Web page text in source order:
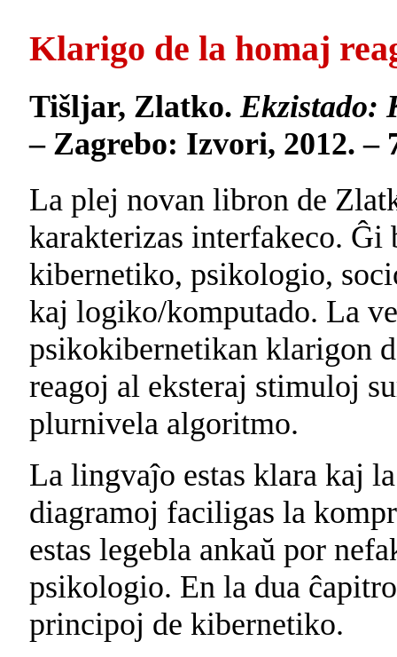
Klarigo de la homaj
Tišljar, Zlatko.Ekzistado:
– Zagrebo: Izvori, 2012. –
La plej novan libron de
karakterizas interfakeco. Ĝi
kibernetiko, psikologio,
kaj logiko/komputado. La
psikokibernetikan klarigon
reagoj al eksteraj stimuloj
plurnivela algoritmo.
La lingvaĵo estas klara kaj
diagramoj faciligas la
estas legebla ankaŭ por
psikologio. En la dua
principoj de kibernetiko.